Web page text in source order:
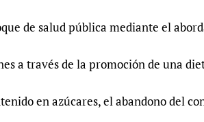
de salud pública mediante el
a través de la promoción de una
en azúcares, el abandono del